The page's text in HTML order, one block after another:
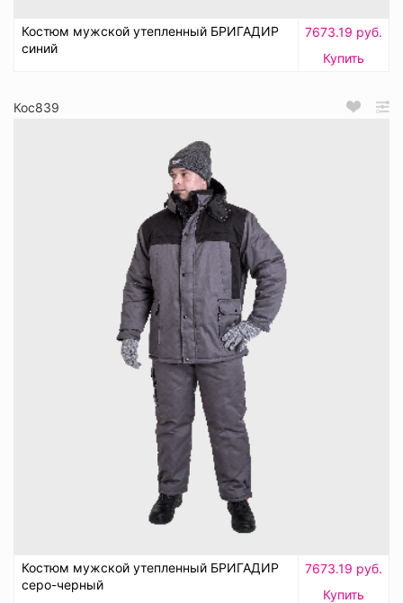
Костюм мужской утепленный БРИГАДИР
синий
7673.19 руб.
Купить
Кос839
Костюм мужской утепленный БРИГАДИР
серо-черный
7673.19 руб.
Купить